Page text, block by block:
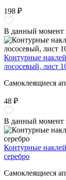
198 ₽
В данный момент
Контурные
лососевый, лист
Самоклеящиеся
48 ₽
В данный момент
Контурные
серебро
Самоклеящиеся